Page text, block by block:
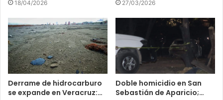
18/04/2026 27/03/2026
Derrame de hidrocarburo
se expande en Veracruz:…
Doble homicidio en San
Sebastián de Aparicio;…